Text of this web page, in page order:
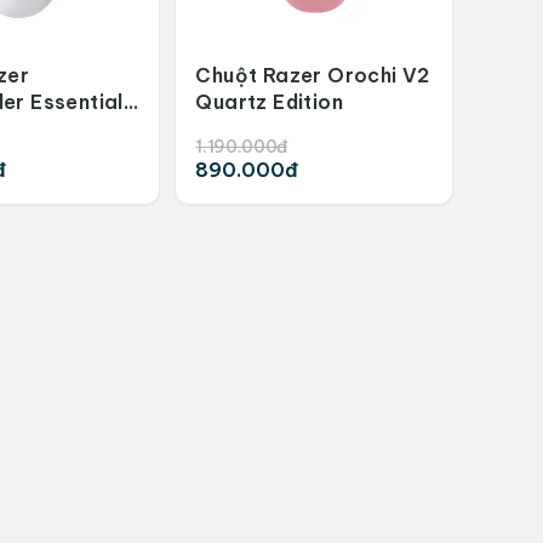
Essential
Chuột Razer Orochi V2
Quartz Edition
1.190.000đ
890.000đ